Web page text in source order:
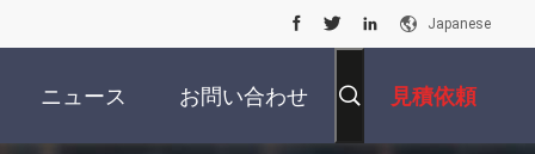
Japanese
ニュース お問い合わせ 見積依頼